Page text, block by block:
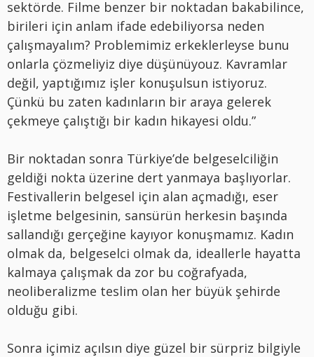
sektörde. Filme benzer bir noktadan bakabilince,
birileri için anlam ifade edebiliyorsa neden
çalışmayalım? Problemimiz erkeklerleyse bunu
onlarla çözmeliyiz diye düşünüyouz. Kavramlar
değil, yaptığımız işler konuşulsun istiyoruz.
Çünkü bu zaten kadınların bir araya gelerek
çekmeye çalıştığı bir kadın hikayesi oldu.”
Bir noktadan sonra Türkiye’de belgeselciliğin
geldiği nokta üzerine dert yanmaya başlıyorlar.
Festivallerin belgesel için alan açmadığı, eser
işletme belgesinin, sansürün herkesin başında
sallandığı gerçeğine kayıyor konuşmamız. Kadın
olmak da, belgeselci olmak da, ideallerle hayatta
kalmaya çalışmak da zor bu coğrafyada,
neoliberalizme teslim olan her büyük şehirde
olduğu gibi.
Sonra içimiz açılsın diye güzel bir sürpriz bilgiyle